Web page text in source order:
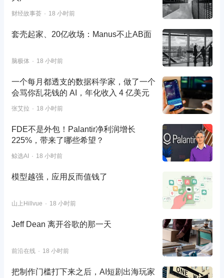
财经故事荟 18 小时前
套壳起家、20亿收场：Manus不止AB面
脑极体 18 小时前
一个每月都透支的数据科学家，做了一个
会骂你乱花钱的 AI，年化收入 4 亿美元
张艾拉 18 小时前
FDE不是外包！Palantir净利润增长
225%，带来了哪些希望？
鲸选AI 18 小时前
模型越强，应用反而值钱了
山上Hillvue 18 小时前
Jeff Dean 离开谷歌的那一天
前沿在线 18 小时前
把制作门槛打下来之后，AI短剧出海玩家